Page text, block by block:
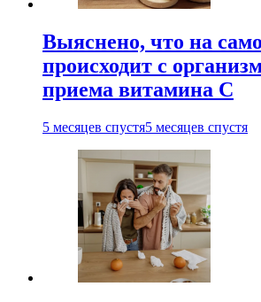
Выяснено, что на
происходит с
приема витамина С
5 месяцев спустя5 месяцев спустя